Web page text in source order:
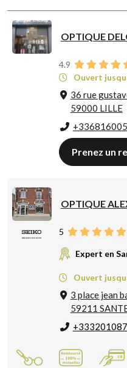
OPTIQUE
4.9
Ouvert
36 rue
59000 LILLE
Prenez un
OPTIQUE
5
Expert en
Ouvert
3 place jean
59211